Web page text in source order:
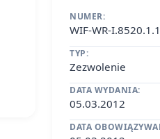
NUMER:
WIF-WR-
TYP:
Zezwolenie
DATA WYDANIA:
05.03.2012
DATA